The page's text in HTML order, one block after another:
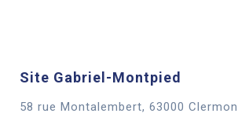
Site Gabriel-Montpied
58 rue Montalembert, 63000